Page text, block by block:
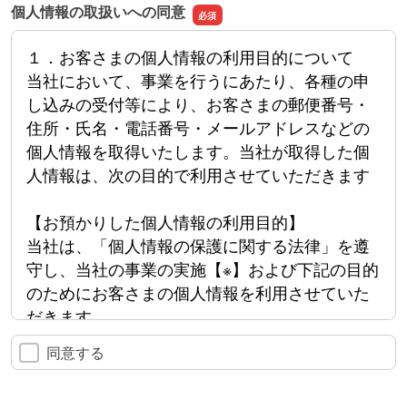
個人情報の取扱いへの同意
１．お客さまの個人情報の利用目的について
当社において、事業を行うにあたり、各種の申
し込みの受付等により、お客さまの郵便番号・
住所・氏名・電話番号・メールアドレスなどの
個人情報を取得いたします。当社が取得した個
人情報は、次の目的で利用させていただきます
【お預かりした個人情報の利用目的】
当社は、「個人情報の保護に関する法律」を遵
守し、当社の事業の実施【※】および下記の目的
のためにお客さまの個人情報を利用させていた
だきます。
【※】子どもの能力の向上・育成を目的とした教
同意する